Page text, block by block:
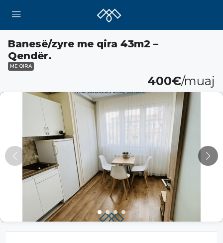
Banesë/zyre me qira 43m2 –
Qendër.
ME QIRA
400€/muaj